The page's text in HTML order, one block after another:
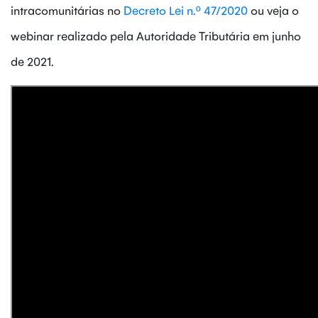
intracomunitárias no Decreto Lei n.º 47/2020ou veja o
webinar realizado pela Autoridade Tributária em junho
de 2021.